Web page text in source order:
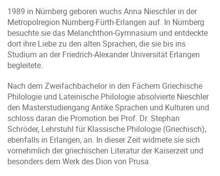
1989 in Nürnberg geboren wuchs Anna Nieschler in der
Metropolregion Nürnberg-Fürth-Erlangen auf. In Nürnberg
besuchte sie das Melanchthon-Gymnasium und entdeckte
dort ihre Liebe zu den alten Sprachen, die sie bis ins
Studium an der Friedrich-Alexander Universität Erlangen
begleitete.
Nach dem Zweifachbachelor in den Fächern Griechische
Philologie und Lateinische Philologie absolvierte Nieschler
den Masterstudiengang Antike Sprachen und Kulturen und
schloss daran die Promotion bei Prof. Dr. Stephan
Schröder, Lehrstuhl für Klassische Philologie (Griechisch),
ebenfalls in Erlangen, an. In dieser Zeit widmete sie sich
vornehmlich der griechischen Literatur der Kaiserzeit und
besonders dem Werk des Dion von Prusa.